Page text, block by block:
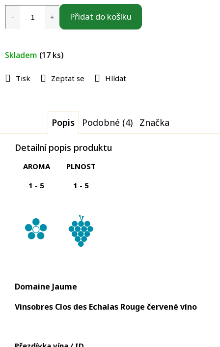
Skladem (17 ks)
Přidat do košíku
Tisk Zeptat se Hlídat
Popis Podobné (4) Značka
Detailní popis produktu
AROMA
1 - 5
PLNOST
1 - 5
Domaine Jaume
Vinsobres Clos des Echalas Rouge červené víno